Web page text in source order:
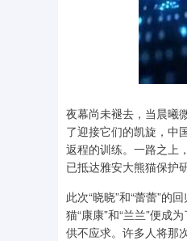
夜幕尚未褪去，当晨曦
了迎接它们的凯旋，中
返程的训练。一路之上
已抵达雅安大熊猫保护
此次“晓晓”和“蕾蕾”的
猫“康康”和“兰兰”便成
供不应求。许多人将那
1.02%